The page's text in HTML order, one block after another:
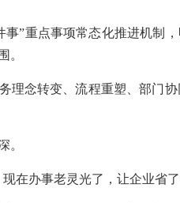
”重点事项常态化推进机制
。
理念转变、流程重塑、部门
。
在办事老灵光了，让企业省了